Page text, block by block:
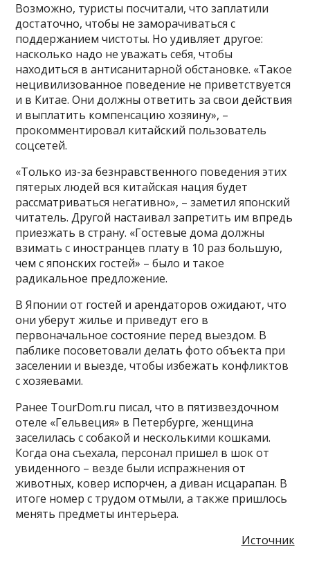
Возможно, туристы посчитали, что заплатили
достаточно, чтобы не заморачиваться с
поддержанием чистоты. Но удивляет другое:
насколько надо не уважать себя, чтобы
находиться в антисанитарной обстановке. «Такое
нецивилизованное поведение не приветствуется
и в Китае. Они должны ответить за свои действия
и выплатить компенсацию хозяину», –
прокомментировал китайский пользователь
соцсетей.
«Только из-за безнравственного поведения этих
пятерых людей вся китайская нация будет
рассматриваться негативно», – заметил японский
читатель. Другой настаивал запретить им впредь
приезжать в страну. «Гостевые дома должны
взимать с иностранцев плату в 10 раз большую,
чем с японских гостей» – было и такое
радикальное предложение.
В Японии от гостей и арендаторов ожидают, что
они уберут жилье и приведут его в
первоначальное состояние перед выездом. В
паблике посоветовали делать фото объекта при
заселении и выезде, чтобы избежать конфликтов
с хозяевами.
Ранее TourDom.ru писал, что в пятизвездочном
отеле «Гельвеция» в Петербурге, женщина
заселилась с собакой и несколькими кошками.
Когда она съехала, персонал пришел в шок от
увиденного – везде были испражнения от
животных, ковер испорчен, а диван исцарапан. В
итоге номер с трудом отмыли, а также пришлось
менять предметы интерьера.
Источник